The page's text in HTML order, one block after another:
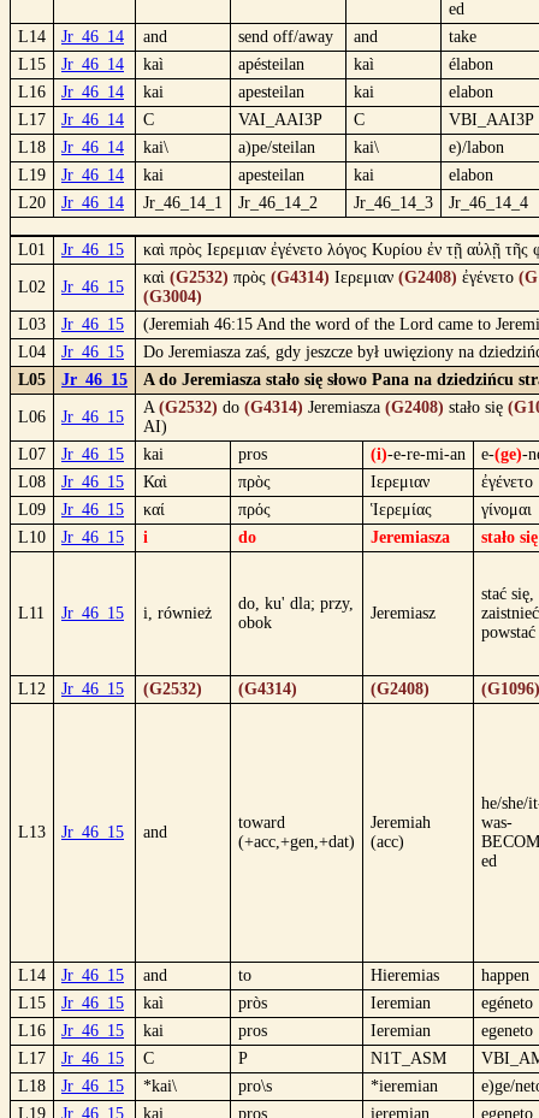
ed
L14
Jr_46_14 and send off/away and
take
L15
Jr_46_14 kaì apésteilan kaì
élabon
L16
Jr_46_14 kai apesteilan kai
elabon
L17
Jr_46_14 C VAI_AAI3P C
VBI_AAI3P
L18
Jr_46_14 kai\ a)pe/steilan kai\
e)/labon
L19
Jr_46_14 kai apesteilan kai
elabon
L20
Jr_46_14 Jr_46_14_1 Jr_46_14_2 Jr_46_14_3 Jr_46_14_4
L01 Jr_46_15 καὶ πρὸς Ιερεμιαν ἐγένετο λόγος Κυρίου ἐν τῇ αὐλῇ τῆς
L02 Jr_46_15
καὶ (G2532) πρὸς (G4314) Ιερεμιαν (G2408) ἐγένετο
(G3004)
L03
Jr_46_15
(Jeremiah 46:15 And the word of the Lord came to
L04
Jr_46_15
Do Jeremiasza zaś, gdy jeszcze był uwięziony na
L05
Jr_46_15 A do Jeremiasza stało się słowo Pana na dziedzińcu
L06 Jr_46_15
A (G2532) do (G4314) Jeremiasza (G2408) stało się
AI)
L07
Jr_46_15 kai pros (i)-e-re-mi-an e-(ge)-
L08
Jr_46_15 Καὶ πρὸς Ιερεμιαν
ἐγένετο
L09
Jr_46_15 καί πρός Ἱερεμίας
γίνομαι
L10
Jr_46_15 i do Jeremiasza stało się
L11 Jr_46_15 i, również
do, ku' dla; przy,
obok
Jeremiasz
stać się,
powstać
L12 Jr_46_15 (G2532) (G4314) (G2408) (G1096)
L13 Jr_46_15 and
toward
(+acc,+gen,+dat)
Jeremiah
(acc)
he/she/
was-
ed
L14 Jr_46_15 and to Hieremias
happen
L15
Jr_46_15 kaì pròs Ieremian
egéneto
L16
Jr_46_15 kai pros Ieremian
egeneto
L17
Jr_46_15 C P N1T_ASM
L18
Jr_46_15 *kai\ pro\s *ieremian
e)ge/
L19
Jr_46_15 kai pros ieremian egeneto